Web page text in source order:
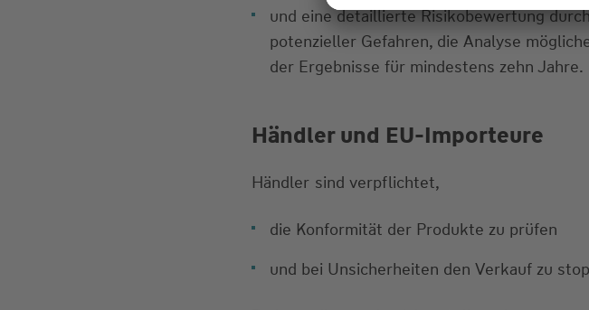
und eine detaillierte Risikobewertung
potenzieller Gefahren, die Analyse
der Ergebnisse für mindestens zehn Jahre.
Händler und EU-Importeure
Händler sind verpflichtet,
die Konformität der Produkte zu prüfen
und bei Unsicherheiten den Verkauf zu